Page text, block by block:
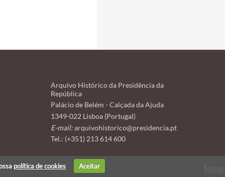
Arquivo Histórico da Presidência da
República
Palácio de Belém - Calçada da Ajuda
1349-022 Lisboa (Portugal)
E-mail:arquivohistorico@presidencia.pt
Tel.: (+351) 213 614 600
política de cookies Aceitar